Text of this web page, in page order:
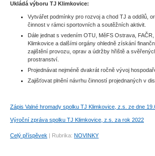
Ukládá výboru TJ Klimkovice:
Vytvářet podmínky pro rozvoj a chod TJ a oddílů,
činnost v rámci sportovních a soutěžních aktivit.
Dále jednat s vedením OTU, MěFS Ostrava,
Klimkovice a dalšími orgány ohledně získání
zajištění provozu, oprav a údržby hřiště a
prostranství.
Projednávat nejméně dvakrát ročně vývoj
Zajišťovat plnění návrhu činností projednaných v
Zápis Valné hromady spolku TJ Klimkovice, z.s. ze dne
Výroční zpráva spolku TJ Klimkovice, z.s. za rok 2022
Celý příspěvek Rubrika: NOVINKY